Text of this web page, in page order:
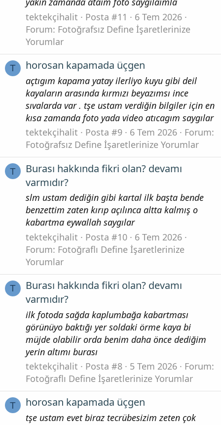
tektekçihalit
Posta #11
6 Tem 2026
Forum: Fotoğrafsız Define İşaretlerinize
Yorumlar
T horosan kapamada üçgen
açtıgım kapama yatay ilerliyo kuyu gibi deil
kayaların arasında kırmızı beyazımsı ince
sıvalarda var . tşe ustam verdiğin bilgiler için en
kısa zamanda foto yada video atıcagım saygılar
tektekçihalit
Posta #9 6 Tem 2026
Forum:
Fotoğrafsız Define İşaretlerinize Yorumlar
T
Burası hakkında fikri olan? devamı
varmıdır?
slm ustam dediğin gibi kartal ilk başta bende
benzettim zaten kırıp açılınca altta kalmış o
kabartma eywallah saygılar
tektekçihalit
Posta #10
6 Tem 2026
Forum: Fotoğraflı Define İşaretlerinize
Yorumlar
T
Burası hakkında fikri olan? devamı
varmıdır?
ilk fotoda sağda kaplumbağa kabartması
görünüyo baktığı yer soldaki örme kaya bi
müjde olabilir orda benim daha önce dediğim
yerin altımı burası
tektekçihalit
Posta #8 5 Tem 2026
Forum:
Fotoğraflı Define İşaretlerinize Yorumlar
T horosan kapamada üçgen
tşe ustam evet biraz tecrübesizim zeten çok